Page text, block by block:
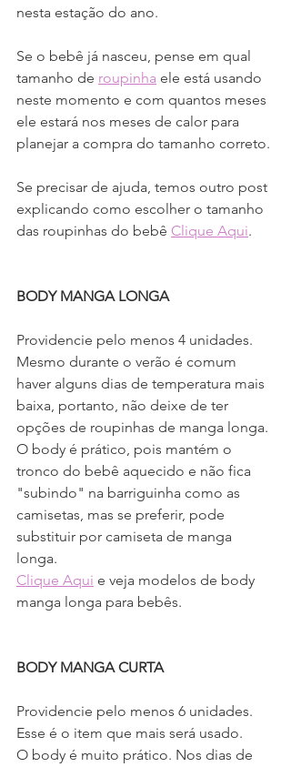
nesta estação do ano.
Se o bebê já nasceu, pense em qual
tamanho de roupinha ele está usando
neste momento e com quantos meses
ele estará nos meses de calor para
planejar a compra do tamanho correto.
Se precisar de ajuda, temos outro post
explicando como escolher o tamanho
das roupinhas do bebê Clique Aqui.
BODY MANGA LONGA
Providencie pelo menos 4 unidades.
Mesmo durante o verão é comum
haver alguns dias de temperatura mais
baixa, portanto, não deixe de ter
opções de roupinhas de manga longa.
O body é prático, pois mantém o
tronco do bebê aquecido e não fica
"subindo" na barriguinha como as
camisetas, mas se preferir, pode
substituir por camiseta de manga
longa.
Clique Aqui e veja modelos de body
manga longa para bebês.
BODY MANGA CURTA
Providencie pelo menos 6 unidades.
Esse é o item que mais será usado.
O body é muito prático. Nos dias de